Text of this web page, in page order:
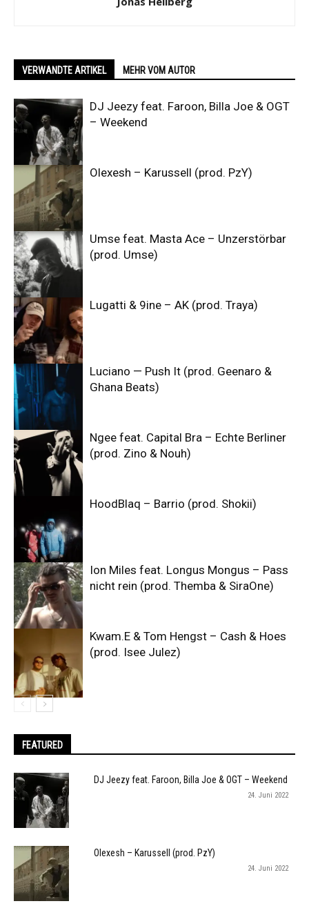
VERWANDTE ARTIKEL MEHR VOM AUTOR
DJ Jeezy feat. Faroon, Billa Joe & OGT
– Weekend
Olexesh – Karussell (prod. PzY)
Umse feat. Masta Ace – Unzerstörbar
(prod. Umse)
Lugatti & 9ine – AK (prod. Traya)
Luciano — Push It (prod. Geenaro &
Ghana Beats)
Ngee feat. Capital Bra – Echte Berliner
(prod. Zino & Nouh)
HoodBlaq – Barrio (prod. Shokii)
Ion Miles feat. Longus Mongus – Pass
nicht rein (prod. Themba & SiraOne)
Kwam.E & Tom Hengst – Cash & Hoes
(prod. Isee Julez)
FEATURED
DJ Jeezy feat. Faroon, Billa Joe & OGT – Weekend
24. Juni 2022
Olexesh – Karussell (prod. PzY)
24. Juni 2022